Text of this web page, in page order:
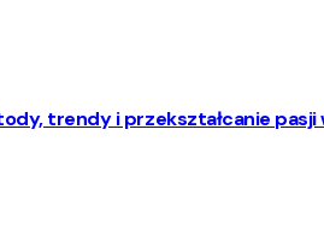
trendy i przekształcanie pasji